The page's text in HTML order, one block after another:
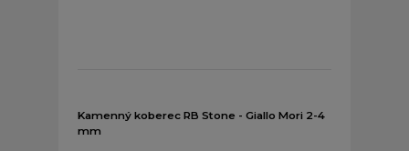
Kamenný koberec RB Stone - Giallo Mori 2-4
mm